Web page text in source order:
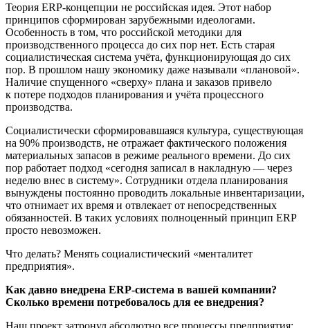
Теория ERP-концепции не российская идея. Этот набор
принципов сформирован зарубежными идеологами.
Особенность в том, что российской методики для
производственного процесса до сих пор нет. Есть старая
социалистическая система учёта, функционирующая до сих
пор. В прошлом нашу экономику даже называли «плановой».
Наличие спущенного «сверху» плана и заказов привело
к потере подходов планирования и учёта процессного
производства.
Социалистически сформировавшаяся культура, существующая
на 90% производств, не отражает фактического положения
материальных запасов в режиме реального времени. До сих
пор работает подход «сегодня записал в накладную — через
неделю внес в систему». Сотрудники отдела планирования
вынуждены постоянно проводить локальные инвентаризации,
что отнимает их время и отвлекает от непосредственных
обязанностей. В таких условиях полноценный принцип ERP
просто невозможен.
Что делать? Менять социалистический «менталитет
предприятия».
Как давно внедрена ERP-система в вашей компании?
Сколько времени потребовалось для ее внедрения?
Наш проект затронул абсолютно все процессы предприятия: